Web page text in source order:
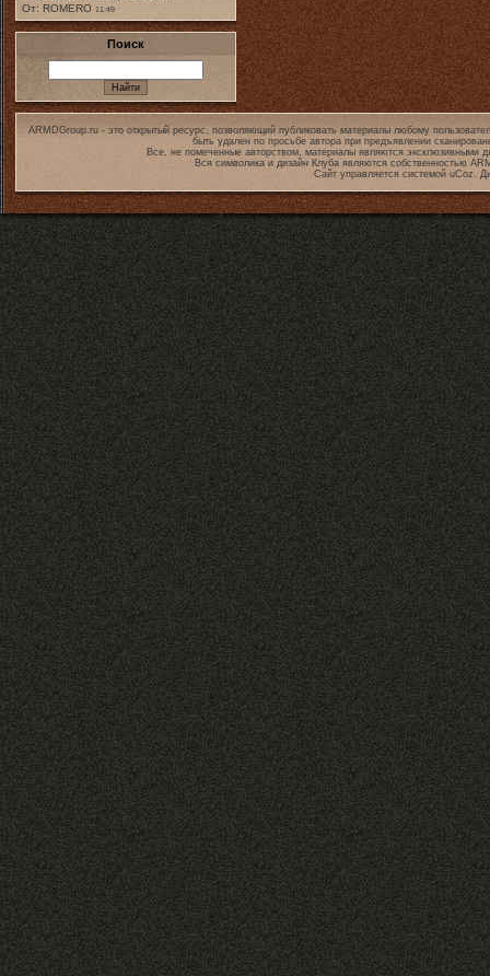
От: ROMERO 11:49
Поиск
ARMDGroup.ru - это открытый ресурс, позволяющий публиковать материалы любому
быть удален по просьбе автора при предъявлении
Все, не помеченные авторством, материалы являются эксклюзивными
Вся символика и дизайн Клуба являются собственностью
Сайт управляется системой uCoz.